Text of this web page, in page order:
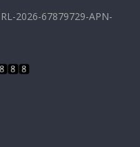
2026-67879729-APN-